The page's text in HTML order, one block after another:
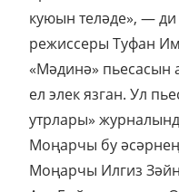
спектаклен
https://
2022/ilgiz-z-yniev-